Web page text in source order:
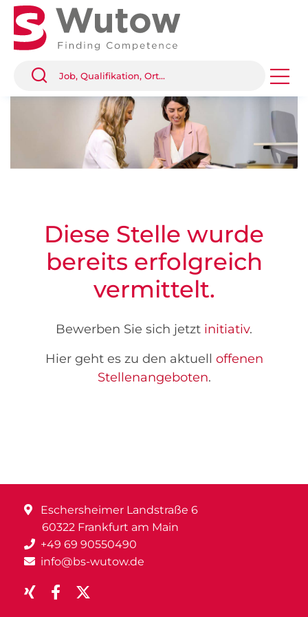
Diese Stelle wurde
bereits erfolgreich
vermittelt.
Bewerben Sie sich jetzt initiativ.
Hier geht es zu den aktuell offenen
Stellenangeboten.
Eschersheimer Landstraße 6
60322 Frankfurt am Main
+49 69 90550490
info@bs-wutow.de